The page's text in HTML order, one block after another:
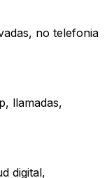
no telefonia
llamadas,
digital,